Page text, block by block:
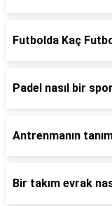
Futbolda Kaç
Padel nasıl bir spor
Antrenmanın
Bir takım evrak